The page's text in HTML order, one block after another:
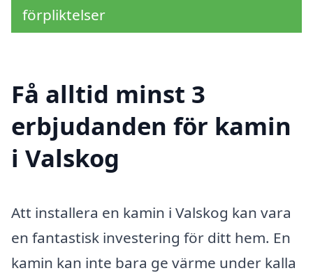
förpliktelser
Få alltid minst 3
erbjudanden för kamin
i Valskog
Att installera en kamin i Valskog kan vara
en fantastisk investering för ditt hem. En
kamin kan inte bara ge värme under kalla